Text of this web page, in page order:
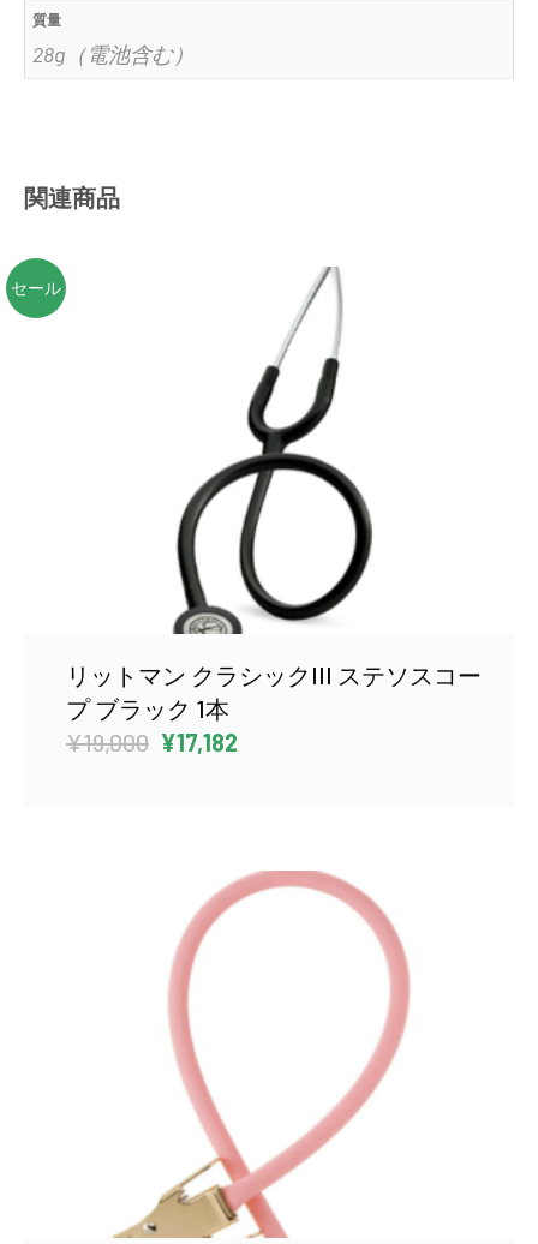
シ
ル
バ
個
質量
28g（電池含む）
関連商品
セール
リットマン クラシックIII ステソスコー
プ ブラック 1本
¥19,000 元
¥19,000
で
し
た。
¥17,182
格
は